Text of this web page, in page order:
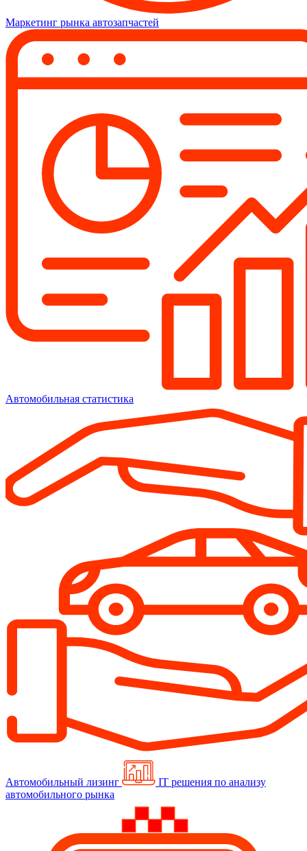
Маркетинг рынка автозапчастей
Автомобильная статистика
Автомобильный лизинг
IT решения по анализу
автомобильного рынка